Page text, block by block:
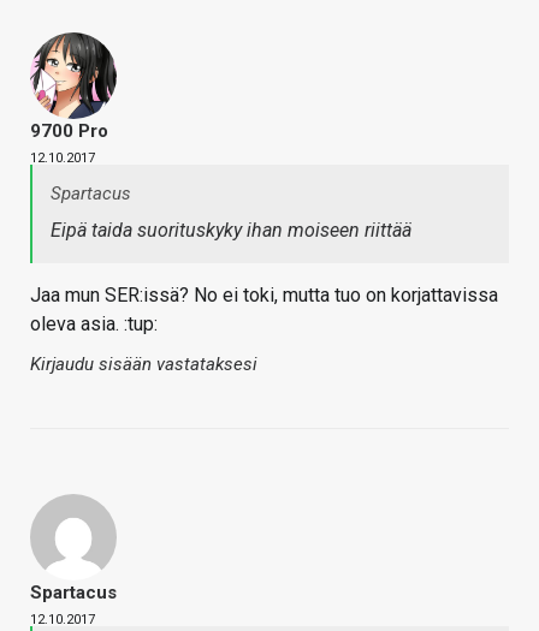
9700 Pro
12.10.2017
Spartacus
Eipä taida suorituskyky ihan moiseen riittää
Jaa mun SER:issä? No ei toki, mutta tuo on korjattavissa
oleva asia. :tup:
Kirjaudu sisään vastataksesi
Spartacus
12.10.2017